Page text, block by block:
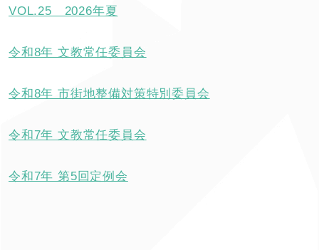
VOL.25 2026年夏
令和8年 文教常任委員会
令和8年 市街地整備対策特別委員会
令和7年 文教常任委員会
令和7年 第5回定例会